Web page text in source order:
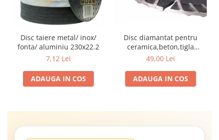
Disc taiere metal/ inox/
fonta/ aluminiu 230x22.2
7,12 Lei
ADAUGA IN COS
Disc diamantat pentru
ceramica,beton,tigla
diametru 133 mm grosimea
49,00 Lei
ADAUGA IN COS